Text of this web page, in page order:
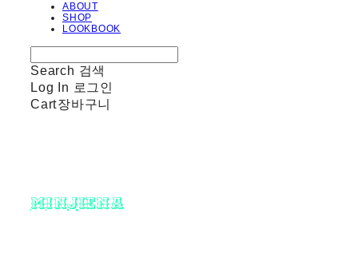
ABOUT
SHOP
LOOKBOOK
Search 검색
Log In 로그인
Cart장바구니
minjiena